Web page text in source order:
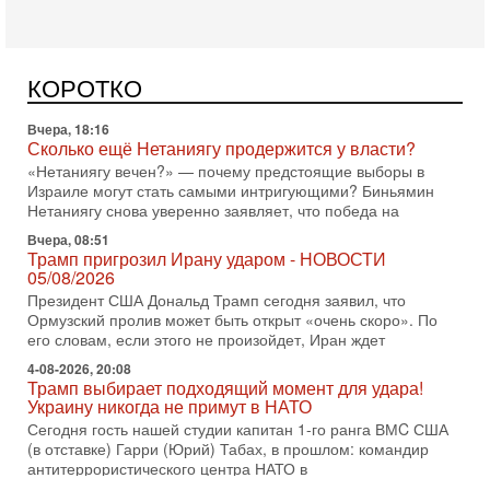
КОРОТКО
«Нетаниягу вечен?» — почему предстоящие выборы в
Израиле могут стать самыми интригующими? Биньямин
Нетаниягу снова уверенно заявляет, что победа на
Вчера, 08:51
Трамп пригрозил Ирану ударом - НОВОСТИ
05/08/2026
Президент США Дональд Трамп сегодня заявил, что
Ормузский пролив может быть открыт «очень скоро». По
его словам, если этого не произойдет, Иран ждет
4-08-2026, 20:08
Трамп выбирает подходящий момент для удара!
Украину никогда не примут в НАТО
Сегодня гость нашей студии капитан 1-го ранга ВМC США
(в отставке) Гарри (Юрий) Табах, в прошлом: командир
антитеррористического центра НАТО в
3-08-2026, 19:07
«Либо в армию — либо в тюрьму?»
Ситуация вокруг призыва ультраортодоксов в ЦАХАЛ
достигла точки кипения. Попытки принять закон,